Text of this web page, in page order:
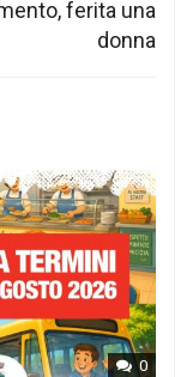
ferita una
donna
0